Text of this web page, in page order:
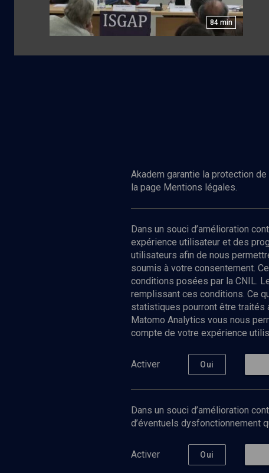
84 min
Nos Chaines
Culture
Limoud
Université
Podcast
Akadem garantie la protection
la page Mentions légales.
Dans un souci d’amélioration
expérience utilisateur et des
utilisateurs afin de nous
soumis à votre consentement.
conditions posées par la CNIL.
remplissant ces conditions. Ce
statistiques pourront être traités
Matomo Analytics vous nous
compte de votre expérience
Activer Oui
Dans un souci d’amélioration
d’éventuels dysfonctionnement
Activer Oui